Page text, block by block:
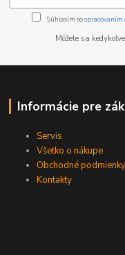
Súhlasím sospracovaním
Môžete sa
Informácie pre
Servis
Všetko o nákupe
Obchodné podmienky
Kontakty